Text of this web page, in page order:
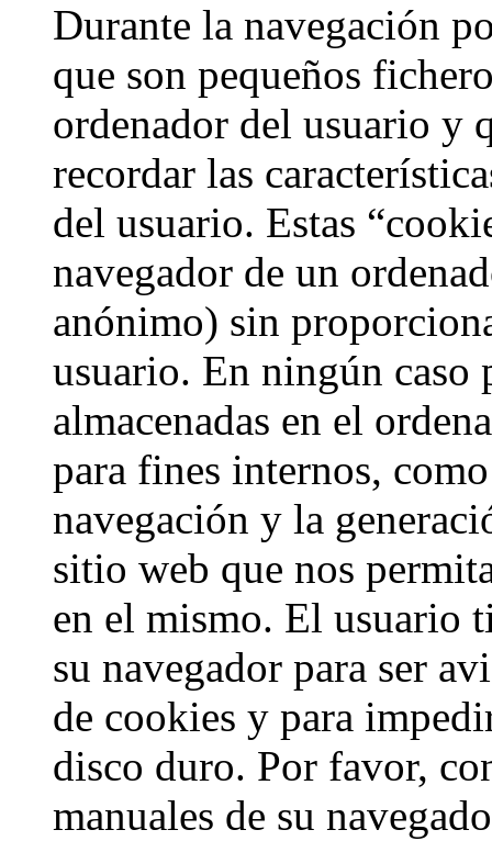
Durante la navegación
que son pequeños
ordenador del usuario y
recordar las
del usuario. Estas
navegador de un
anónimo) sin
usuario. En ningún caso
almacenadas en el
para fines internos,
navegación y la
sitio web que nos
en el mismo. El usuario
su navegador para ser
de cookies y para
disco duro. Por favor,
manuales de su